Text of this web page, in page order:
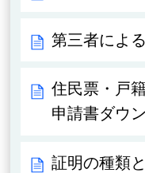
第三者によ
住民票・戸
申請書ダウ
証明の種類